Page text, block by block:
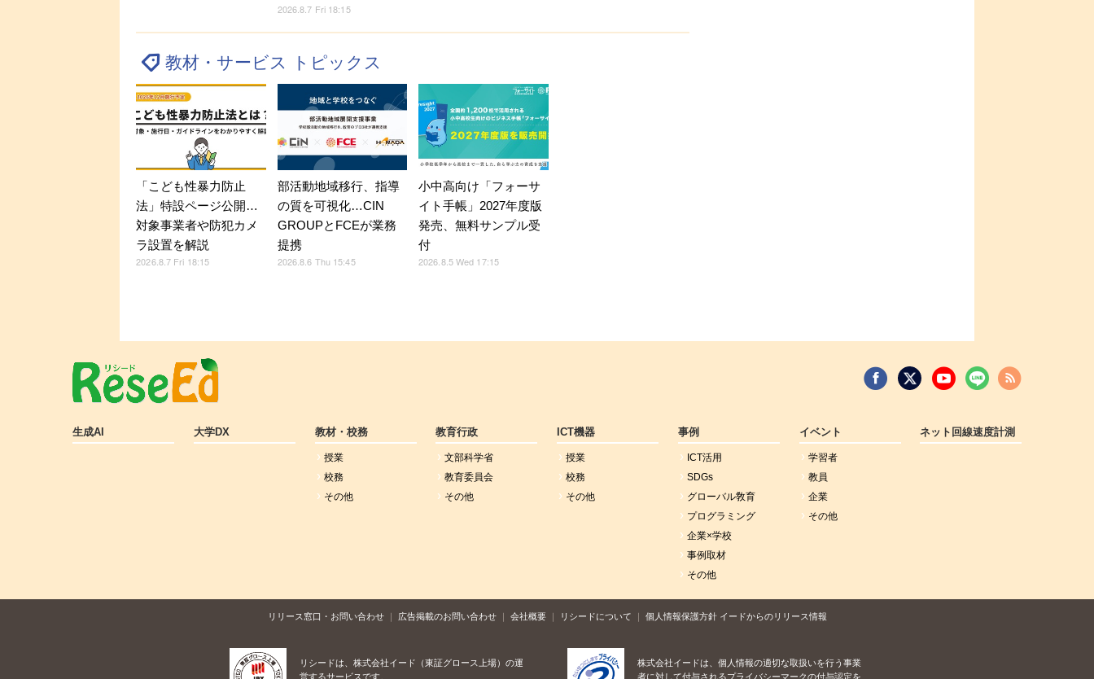
2026.8.7 Fri 18:15
教材・サービス トピックス
「こども性暴力防止
法」特設ページ公開…
対象事業者や防犯カメ
ラ設置を解説
2026.8.7 Fri 18:15
部活動地域移行、指導
の質を可視化…CIN
GROUPとFCEが業務
提携
2026.8.6 Thu 15:45
小中高向け「フォーサ
イト手帳」2027年度版
発売、無料サンプル受
付
2026.8.5 Wed 17:15
生成AI 大学DX 教材・校務
授業
校務
その他
教育行政
文部科学省
教育委員会
その他
ICT機器
授業
校務
その他
事例
ICT活用
SDGs
グローバル敎育
プログラミング
企業×学校
事例取材
その他
イベント
学習者
教員
企業
その他
ネット回線速度計測
リリース窓口・お問い合わせ 広告掲載のお問い合わせ 会社概要 リシードについて 個人情報保護方針 イードからのリリース情報
リシードは、株式会社イード（東証グロース上場）の運
営するサービスです。
株式会社イードは、個人情報の適切な取扱いを行う事業
者に対して付与されるプライバシーマークの付与認定を